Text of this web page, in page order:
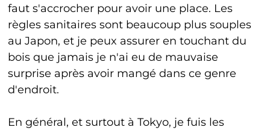
faut s'accrocher pour avoir une place. Les
règles sanitaires sont beaucoup plus souples
au Japon, et je peux assurer en touchant du
bois que jamais je n'ai eu de mauvaise
surprise après avoir mangé dans ce genre
d'endroit.
En général, et surtout à Tokyo, je fuis les